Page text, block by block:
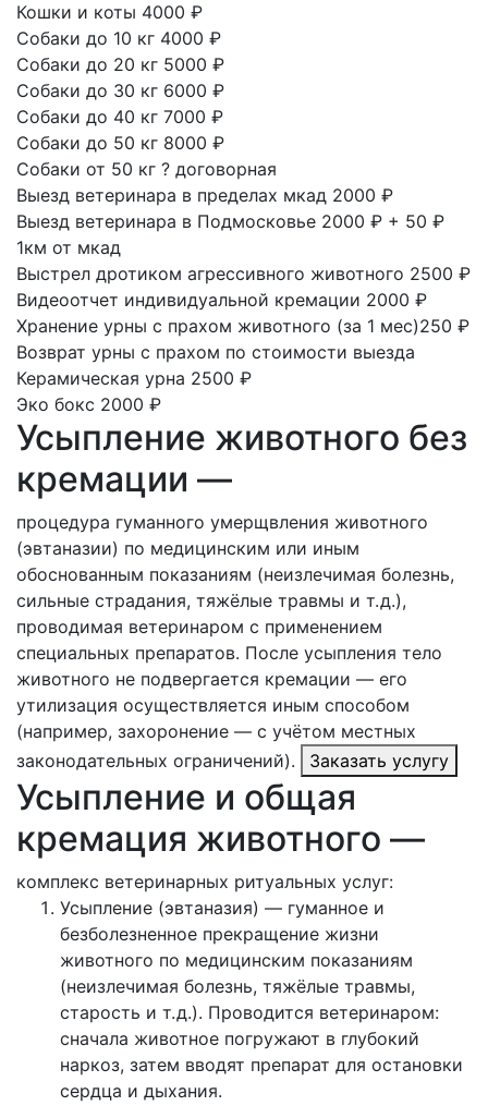
Кошки и коты 4000 ₽
Собаки до 10 кг 4000 ₽
Собаки до 20 кг 5000 ₽
Собаки до 30 кг 6000 ₽
Собаки до 40 кг 7000 ₽
Собаки до 50 кг 8000 ₽
Собаки от 50 кг ? договорная
Выезд ветеринара в пределах мкад 2000 ₽
Выезд ветеринара в Подмосковье 2000 ₽ + 50 ₽
1км от мкад
Выстрел дротиком агрессивного животного 2500 ₽
Видеоотчет индивидуальной кремации 2000 ₽
Хранение урны с прахом животного (за 1 мес)250 ₽
Возврат урны с прахом по стоимости выезда
Керамическая урна 2500 ₽
Эко бокс 2000 ₽
Усыпление животного без
кремации —
процедура гуманного умерщвления животного
(эвтаназии) по медицинским или иным
обоснованным показаниям (неизлечимая болезнь,
сильные страдания, тяжёлые травмы и т. д.),
проводимая ветеринаром с применением
специальных препаратов. После усыпления тело
животного не подвергается кремации — его
утилизация осуществляется иным способом
(например, захоронение — с учётом местных
законодательных ограничений).
Заказать услугу
Усыпление и общая
кремация животного —
комплекс ветеринарных ритуальных услуг:
Усыпление (эвтаназия) — гуманное и
безболезненное прекращение жизни
животного по медицинским показаниям
(неизлечимая болезнь, тяжёлые травмы,
старость и т. д.). Проводится ветеринаром:
сначала животное погружают в глубокий
наркоз, затем вводят препарат для остановки
сердца и дыхания.